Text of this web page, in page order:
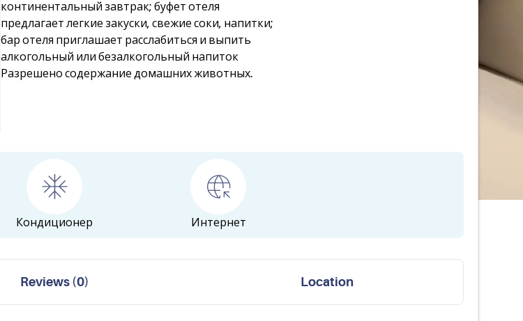
континентальный завтрак; буфет отеля
предлагает легкие закуски, свежие соки, напитки;
бар отеля приглашает расслабиться и выпить
алкогольный или безалкогольный напиток
Разрешено содержание домашних животных.
Кондиционер Интернет
Reviews(0) Location